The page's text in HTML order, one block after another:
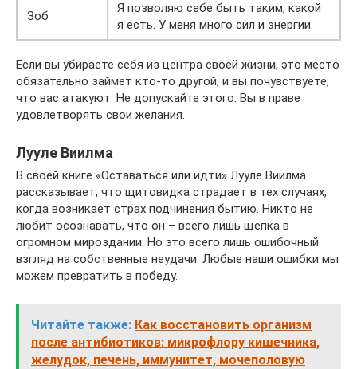
Зоб
Я позволяю себе быть таким, какой
я есть. У меня много сил и энергии.
Если вы убираете себя из центра своей жизни, это место
обязательно займет кто-то другой, и вы почувствуете,
что вас атакуют. Не допускайте этого. Вы в праве
удовлетворять свои желания.
Лууле Виилма
В своей книге «Оставаться или идти» Лууле Виилма
рассказывает, что щитовидка страдает в тех случаях,
когда возникает страх подчинения бытию. Никто не
любит осознавать, что он – всего лишь щепка в
огромном мироздании. Но это всего лишь ошибочный
взгляд на собственные неудачи. Любые наши ошибки мы
можем превратить в победу.
Читайте также: Как восстановить организм
после антибиотиков: микрофлору кишечника,
желудок, печень, иммунитет, мочеполовую